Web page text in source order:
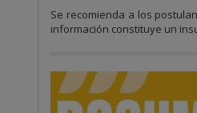
Se recomienda a los
información constituye un